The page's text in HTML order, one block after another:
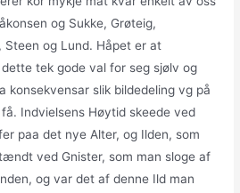
og Sukke, Grøteig,
Steen og Lund. Håpet er at
tek gode val for seg sjølv og
konsekvensar slik bildedeling vg på
Indvielsens Høytid skeede ved
paa det nye Alter, og Ilden, som
ved Gnister, som man sloge af
og var det af denne Ild man